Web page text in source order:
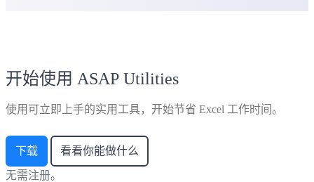
开始使用 ASAP Utilities
使用可立即上手的实用工具，开始节省 Excel 工作时间。
下载 看看你能做什么
无需注册。